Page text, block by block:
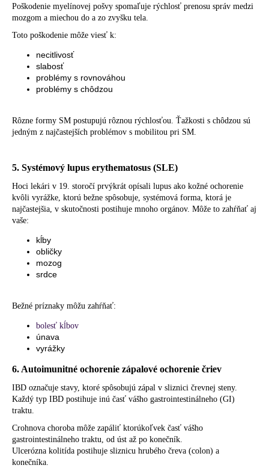
Poškodenie myelínovej pošvy spomaľuje rýchlosť prenosu správ medzi
mozgom a miechou do a zo zvyšku tela.
Toto poškodenie môže viesť k:
necitlivosť
slabosť
problémy s rovnováhou
problémy s chôdzou
Rôzne formy SM postupujú rôznou rýchlosťou. Ťažkosti s chôdzou sú
jedným z najčastejších problémov s mobilitou pri SM.
5. Systémový lupus erythematosus (SLE)
Hoci lekári v 19. storočí prvýkrát opísali lupus ako kožné ochorenie
kvôli vyrážke, ktorú bežne spôsobuje, systémová forma, ktorá je
najčastejšia, v skutočnosti postihuje mnoho orgánov. Môže to zahŕňať aj
vaše:
kĺby
obličky
mozog
srdce
Bežné príznaky môžu zahŕňať:
bolesť kĺbov
únava
vyrážky
6. Autoimunitné ochorenie zápalové ochorenie čriev
IBD označuje stavy, ktoré spôsobujú zápal v sliznici črevnej steny.
Každý typ IBD postihuje inú časť vášho gastrointestinálneho (GI)
traktu.
Crohnova choroba môže zapáliť ktorúkoľvek časť vášho
gastrointestinálneho traktu, od úst až po konečník.
Ulcerózna kolitída postihuje sliznicu hrubého čreva (colon) a
konečníka.